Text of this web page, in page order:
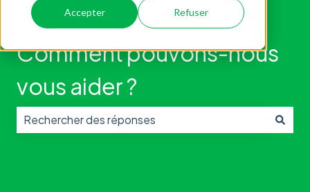
Accepter Refuser
Comment pouvons-nous
vous aider ?